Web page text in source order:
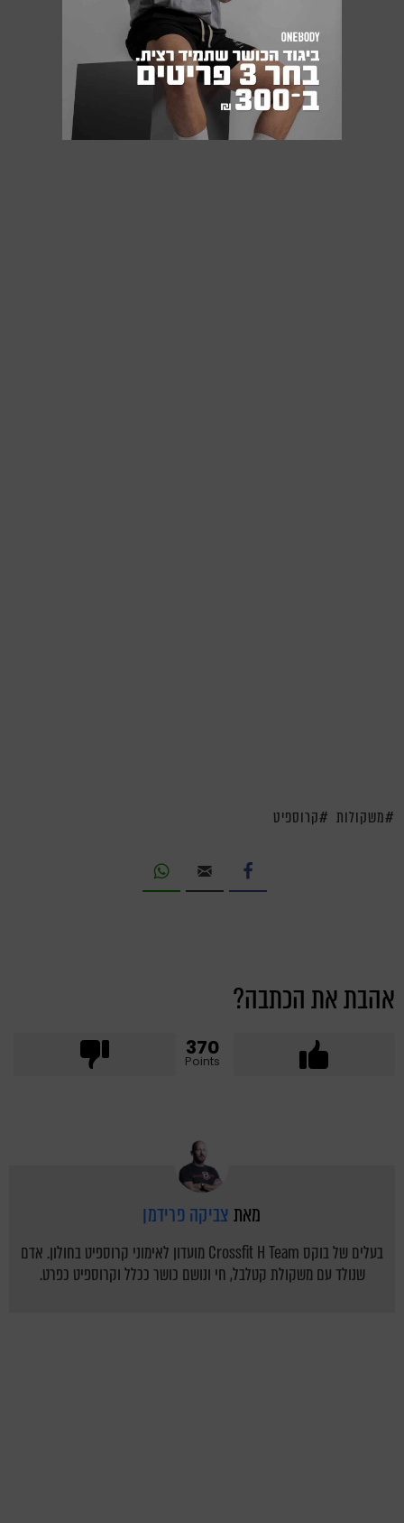
משקולות קרוספיט
אהבת את הכתבה?
370
Points
מאתצביקה פרידמן
בעלים של בוקס Crossfit H Team מועדון לאימוני קרוספיט בחולון. אדם
שנולד עם משקולת קטלבל, חי ונושם כושר ככלל וקרוספיט כפרט.